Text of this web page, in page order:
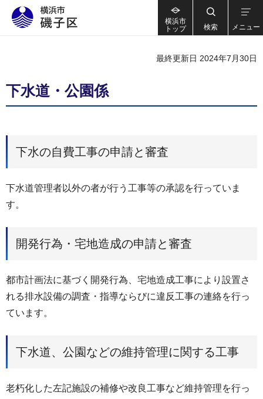
横浜市
トップ
検索 メニュー
最終更新日 2024年7月30日
下水道・公園係
下水の自費工事の申請と審査
下水道管理者以外の者が行う工事等の承認を行っていま
す。
開発行為・宅地造成の申請と審査
都市計画法に基づく開発行為、宅地造成工事により設置さ
れる排水設備の調査・指導ならびに違反工事の連絡を行っ
ています。
下水道、公園などの維持管理に関する工事
老朽化した左記施設の補修や改良工事など維持管理を行っ